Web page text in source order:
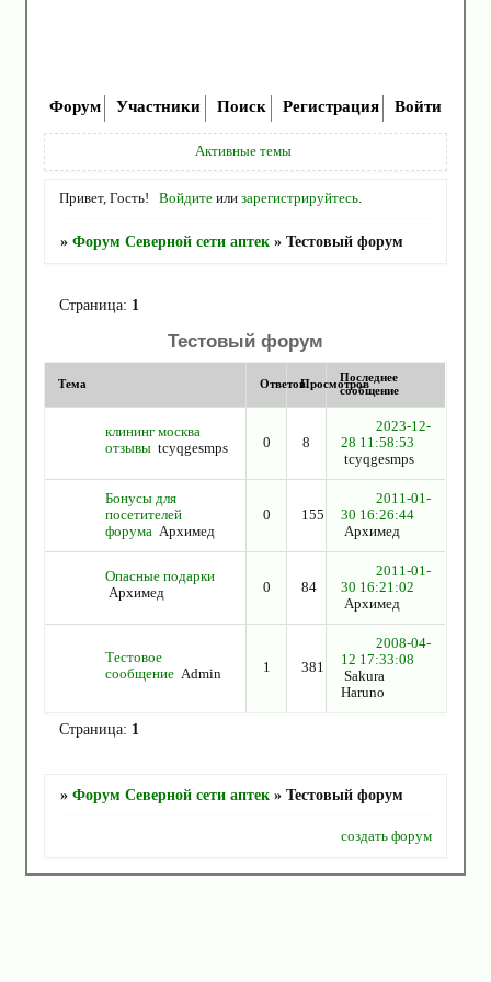
Форум Участники Поиск Регистрация Войти
Активные темы
Привет, Гость! Войдите илизарегистрируйтесь
»Форум Северной сети аптек »Тестовый форум
Тестовый форум
Страница: 1
Тема ОтветовПросмотровПоследнее
сообщение
клининг москва
отзывы tcyqgesmps 0 8
2023-12-
28 11:58:53
tcyqgesmps
Бонусы для
посетителей
форума Архимед
0 155
2011-01-
30 16:26:44
Архимед
Опасные подарки
Архимед
0 84
2011-01-
30 16:21:02
Архимед
Тестовое
сообщение Admin 1 381
2008-04-
12 17:33:08
Sakura
Haruno
Страница: 1
»Форум Северной сети аптек »Тестовый форум
создать форум